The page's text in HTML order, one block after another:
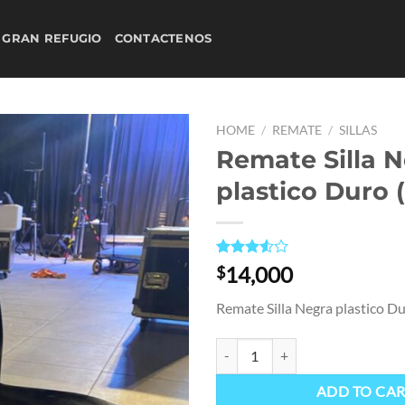
REFUGIO CONTACTENOS
HOME / REMATE / SILLAS
Remate Silla
plastico Duro
Rated
3.50out
based
4
customer
ratings
$14,000
Remate Silla Negra plastico
ADD TO